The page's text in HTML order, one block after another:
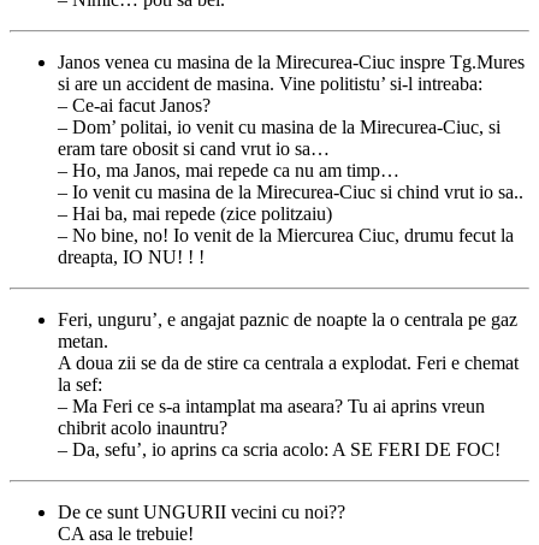
Janos venea cu masina de la Mirecurea-Ciuc inspre Tg.Mures
si are un accident de masina. Vine politistu’ si-l intreaba:
– Ce-ai facut Janos?
– Dom’ politai, io venit cu masina de la Mirecurea-Ciuc, si
eram tare obosit si cand vrut io sa…
– Ho, ma Janos, mai repede ca nu am timp…
– Io venit cu masina de la Mirecurea-Ciuc si chind vrut io sa..
– Hai ba, mai repede (zice politzaiu)
– No bine, no! Io venit de la Miercurea Ciuc, drumu fecut la
dreapta, IO NU! ! !
Feri, unguru’, e angajat paznic de noapte la o centrala pe gaz
metan.
A doua zii se da de stire ca centrala a explodat. Feri e chemat
la sef:
– Ma Feri ce s-a intamplat ma aseara? Tu ai aprins vreun
chibrit acolo inauntru?
– Da, sefu’, io aprins ca scria acolo: A SE FERI DE FOC!
De ce sunt UNGURII vecini cu noi??
CA asa le trebuie!